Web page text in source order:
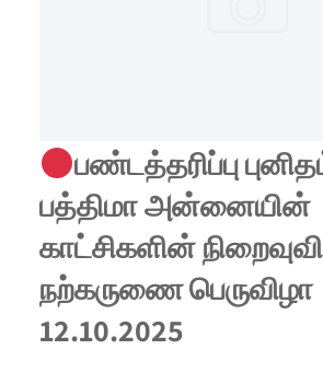
பண்டத்தரிப்பு
பத்திமா அன்னையின்
காட்சிகளின்
நற்கருணை பெருவிழா
12.10.2025